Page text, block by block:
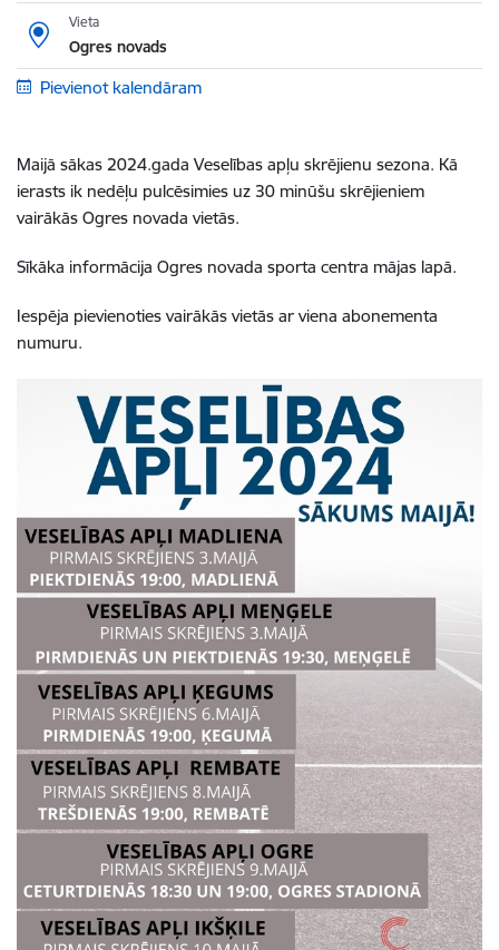
Vieta
Ogres novads
Pievienot kalendāram
Maijā sākas 2024.gada Veselības apļu skrējienu sezona. Kā
ierasts ik nedēļu pulcēsimies uz 30 minūšu skrējieniem
vairākās Ogres novada vietās.
Sīkāka informācija Ogres novada sporta centra mājas lapā.
Iespēja pievienoties vairākās vietās ar viena abonementa
numuru.